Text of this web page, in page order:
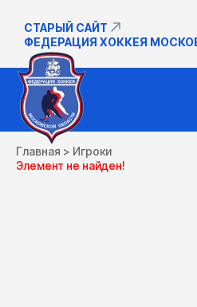
СТАРЫЙ САЙТ
ФЕДЕРАЦИЯ ХОККЕЯ
Главная > Игроки
Элемент не найден!